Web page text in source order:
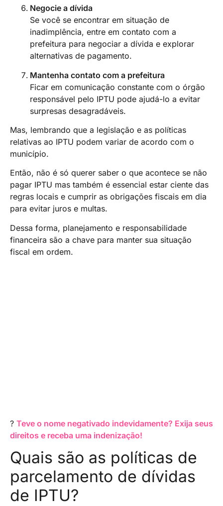
Negocie a dívida
Se você se encontrar em situação de
inadimplência, entre em contato com a
prefeitura para negociar a dívida e explorar
alternativas de pagamento.
Mantenha contato com a prefeitura
Ficar em comunicação constante com o órgão
responsável pelo IPTU pode ajudá-lo a evitar
surpresas desagradáveis.
Mas, lembrando que a legislação e as políticas
relativas ao IPTU podem variar de acordo com o
município.
Então, não é só querer saber o que acontece se não
pagar IPTU mas também é essencial estar ciente das
regras locais e cumprir as obrigações fiscais em dia
para evitar juros e multas.
Dessa forma, planejamento e responsabilidade
financeira são a chave para manter sua situação
fiscal em ordem.
? Teve o nome negativado indevidamente? Exija seus
direitos e receba uma indenização!
Quais são as políticas de
parcelamento de dívidas
de IPTU?